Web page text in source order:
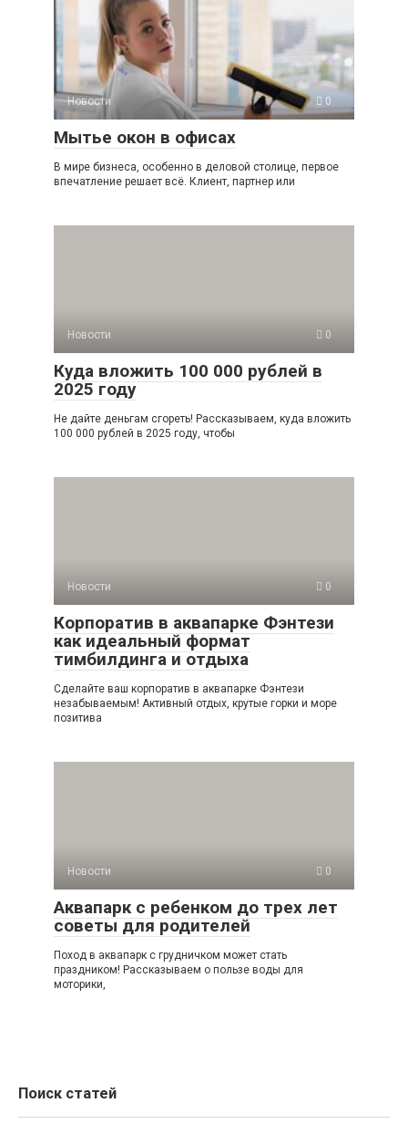
Новости 0
Мытье окон в офисах
В мире бизнеса, особенно в деловой столице, первое
впечатление решает всё. Клиент, партнер или
Новости 0
Куда вложить 100 000 рублей в
2025 году
Не дайте деньгам сгореть! Рассказываем, куда вложить
100 000 рублей в 2025 году, чтобы
Новости 0
Корпоратив в аквапарке Фэнтези
как идеальный формат
тимбилдинга и отдыха
Сделайте ваш корпоратив в аквапарке Фэнтези
незабываемым! Активный отдых, крутые горки и море
позитива
Новости 0
Аквапарк с ребенком до трех лет
советы для родителей
Поход в аквапарк с грудничком может стать
праздником! Рассказываем о пользе воды для
моторики,
Поиск статей